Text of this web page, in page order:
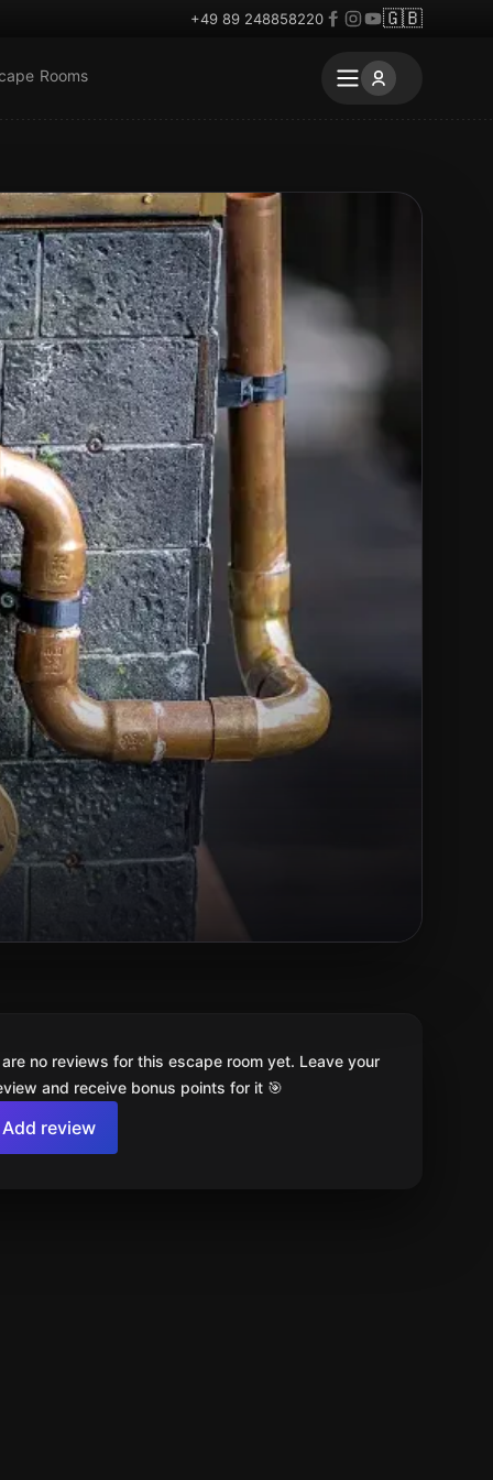
+49 89 248858220 🇬🇧
Rooms
no reviews for this escape room yet. Leave your
and receive bonus points for it 🎯
Add review